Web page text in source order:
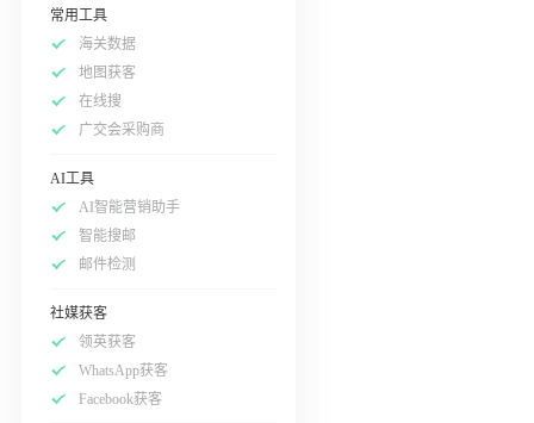
常用工具
海关数据
地图获客
在线搜
广交会采购商
AI工具
AI智能营销助手
智能搜邮
邮件检测
社媒获客
领英获客
WhatsApp获客
Facebook获客